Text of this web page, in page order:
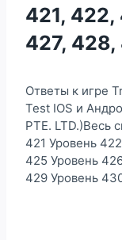
421,
427,
Ответы к игре
Test IOS и
PTE. LTD.)Весь
421 Уровень
425 Уровень
429 Уровень